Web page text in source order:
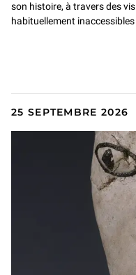
son histoire, à travers des
habituellement
25 SEPTEMBRE 2026